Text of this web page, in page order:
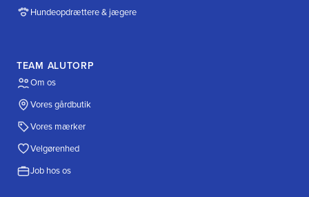
Hundeopdrættere & jægere
TEAM ALUTORP
Om os
Vores gårdbutik
Vores mærker
Velgørenhed
Job hos os